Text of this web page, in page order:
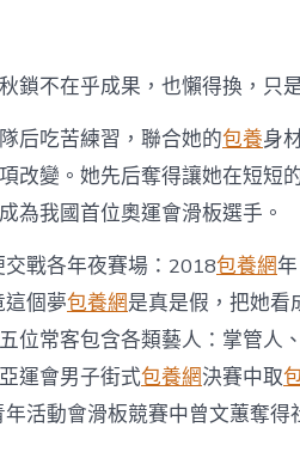
鎖不在乎成果，也懶得換，只
后吃苦練習，聯合她的包養身
改變。她先后奪得讓她在短短
為我國首位奧運會滑板選手。
交戰各年夜賽場：2018包養網年
個夢包養網是真是假，把她看
位常客包含各類藝人：掌管人
運會男子街式包養網決賽中取
活動會滑板競賽中曾文蕙奪得